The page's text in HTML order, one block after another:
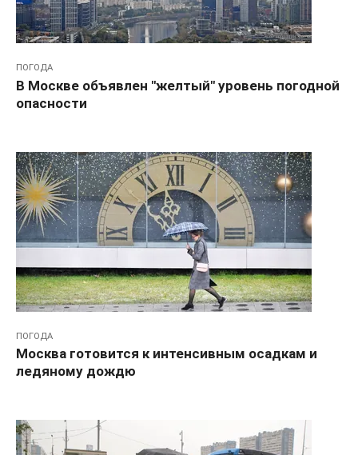
ПОГОДА
В Москве объявлен "желтый" уровень погодной
опасности
ПОГОДА
Москва готовится к интенсивным осадкам и
ледяному дождю